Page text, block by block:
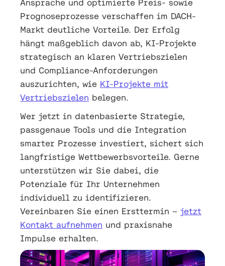
Ansprache und optimierte Preis- sowie
Prognoseprozesse verschaffen im DACH-
Markt deutliche Vorteile. Der Erfolg
hängt maßgeblich davon ab, KI-Projekte
strategisch an klaren Vertriebszielen
und Compliance-Anforderungen
auszurichten, wie KI-Projekte mit
Vertriebszielen belegen.
Wer jetzt in datenbasierte Strategie,
passgenaue Tools und die Integration
smarter Prozesse investiert, sichert sich
langfristige Wettbewerbsvorteile. Gerne
unterstützen wir Sie dabei, die
Potenziale für Ihr Unternehmen
individuell zu identifizieren.
Vereinbaren Sie einen Ersttermin – jetzt
Kontakt aufnehmen und praxisnahe
Impulse erhalten.